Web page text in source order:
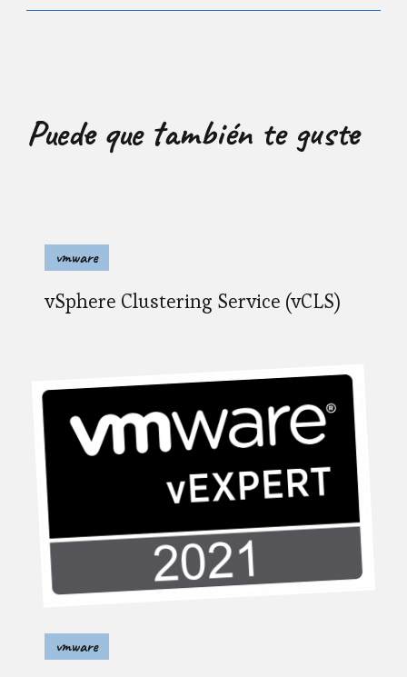
Puede que también te guste
vmware
vSphere Clustering Service (vCLS)
vmware